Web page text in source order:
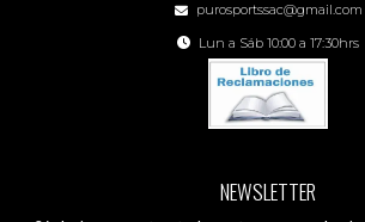
purosportssac@gmail.com
Lun a Sáb 10:00 a 17:30hrs
NEWSLETTER